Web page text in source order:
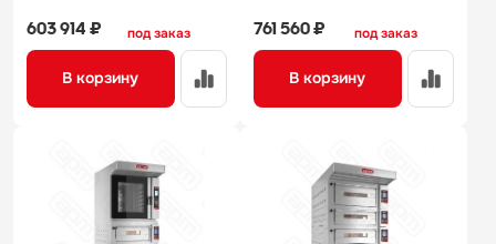
под заказ
603 914 ₽
В корзину
под заказ
761 560 ₽
В корзину